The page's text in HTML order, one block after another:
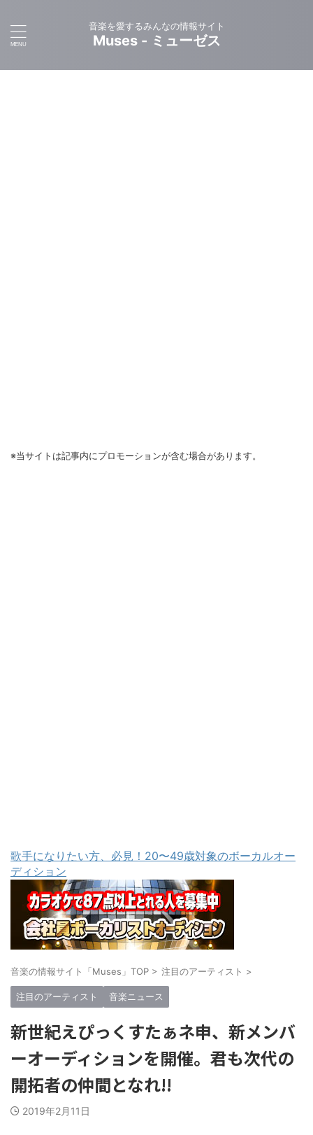
音楽を愛するみんなの情報サイト
Muses - ミューゼス
※当サイトは記事内にプロモーションが含む場合があります。
歌手になりたい方、必見！20〜49歳対象のボーカルオー
ディション
音楽の情報サイト「Muses」TOP > 注目のアーティスト >
注目のアーティスト 音楽ニュース
新世紀えぴっくすたぁネ申、新メンバ
ーオーディションを開催。君も次代の
開拓者の仲間となれ!!
2019年2月11日